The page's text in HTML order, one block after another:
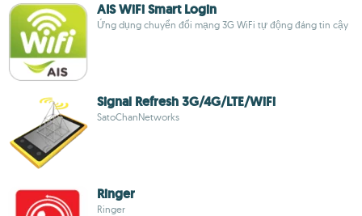
AIS WiFi Smart Login
Ứng dụng chuyển đổi mạng 3G WiFi tự động đáng tin cậy
Signal Refresh 3G/4G/LTE/WiFi
SatoChanNetworks
Ringer
Ringer